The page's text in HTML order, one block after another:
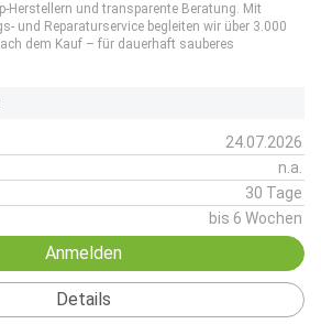
Herstellern und transparente Beratung. Mit
und Reparaturservice begleiten wir über 3.000
dem Kauf – für dauerhaft sauberes
24.07.2026
n.a.
30 Tage
bis 6 Wochen
Anmelden
Details